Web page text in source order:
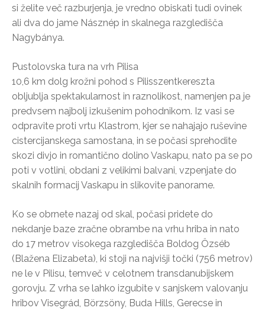
si želite več razburjenja, je vredno obiskati tudi ovinek
ali dva do jame Násznép in skalnega razgledišča
Nagybánya.
Pustolovska tura na vrh Pilisa
10,6 km dolg krožni pohod s Pilisszentkereszta
obljublja spektakularnost in raznolikost, namenjen pa je
predvsem najbolj izkušenim pohodnikom. Iz vasi se
odpravite proti vrtu Klastrom, kjer se nahajajo ruševine
cistercijanskega samostana, in se počasi sprehodite
skozi divjo in romantično dolino Vaskapu, nato pa se po
poti v votlini, obdani z velikimi balvani, vzpenjate do
skalnih formacij Vaskapu in slikovite panorame.
Ko se obrnete nazaj od skal, počasi pridete do
nekdanje baze zračne obrambe na vrhu hriba in nato
do 17 metrov visokega razgledišča Boldog Özséb
(Blažena Elizabeta), ki stoji na najvišji točki (756 metrov)
ne le v Pilisu, temveč v celotnem transdanubijskem
gorovju. Z vrha se lahko izgubite v sanjskem valovanju
hribov Visegrád, Börzsöny, Buda Hills, Gerecse in